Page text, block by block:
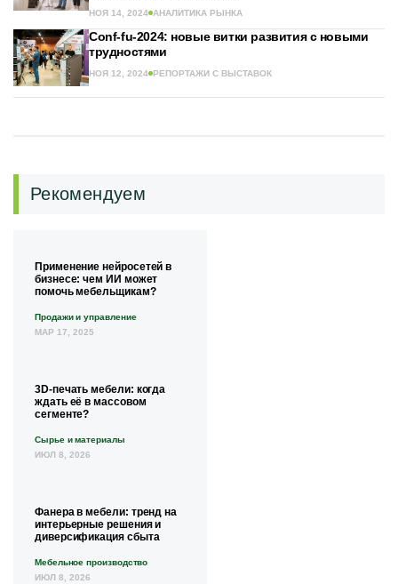
НОЯ 14, 2024 АНАЛИТИКА РЫНКА
Conf-fu-2024: новые витки развития с новыми
трудностями
НОЯ 12, 2024 РЕПОРТАЖИ С ВЫСТАВОК
Рекомендуем
Применение нейросетей в
бизнесе: чем ИИ может
помочь мебельщикам?
Продажи и управление
МАР 17, 2025
3D-печать мебели: когда
ждать её в массовом
сегменте?
Сырье и материалы
ИЮЛ 8, 2026
Фанера в мебели: тренд на
интерьерные решения и
диверсификация сбыта
Мебельное производство
ИЮЛ 8, 2026